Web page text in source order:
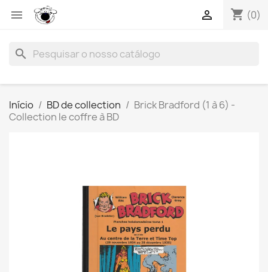
 shopping_cart (0)

search
Início BD de collection
Brick Bradford (1 à 6) -
Collection le coffre à BD